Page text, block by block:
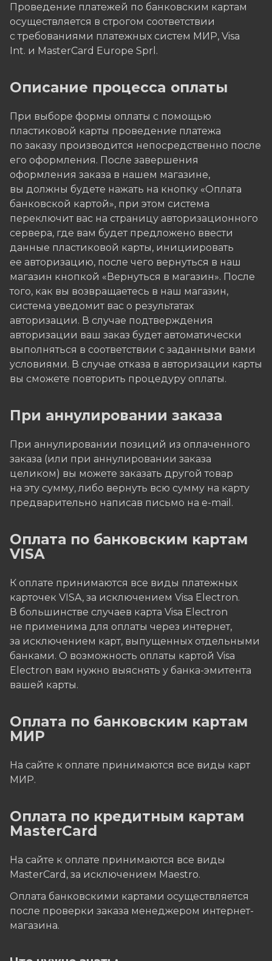
Проведение платежей по банковским картам
осуществляется в строгом соответствии
с требованиями платежных систем МИР, Visa
Int. и MasterCard Europe Sprl.
Описание процессa оплаты
При выборе формы оплаты с помощью
пластиковой карты проведение платежа
по заказу производится непосредственно после
его оформления. После завершения
оформления заказа в нашем магазине,
вы должны будете нажать на кнопку «Оплата
банковской картой», при этом система
переключит вас на страницу авторизационного
сервера, где вам будет предложено ввести
данные пластиковой карты, инициировать
ее авторизацию, после чего вернуться в наш
магазин кнопкой «Вернуться в магазин». После
того, как вы возвращаетесь в наш магазин,
система уведомит вас о результатах
авторизации. В случае подтверждения
авторизации ваш заказ будет автоматически
выполняться в соответствии с заданными вами
условиями. В случае отказа в авторизации карты
вы сможете повторить процедуру оплаты.
При аннулировании заказа
При аннулировании позиций из оплаченного
заказа (или при аннулировании заказа
целиком) вы можете заказать другой товар
на эту сумму, либо вернуть всю сумму на карту
предварительно написав письмо на e-mail.
Оплата по банковским картам
VISA
К оплате принимаются все виды платежных
карточек VISA, за исключением Visa Electron.
В большинстве случаев карта Visa Electron
не применима для оплаты через интернет,
за исключением карт, выпущенных отдельными
банками. О возможность оплаты картой Visa
Electron вам нужно выяснять у банка-эмитента
вашей карты.
Оплата по банковским картам
МИР
На сайте к оплате принимаются все виды карт
МИР.
Оплата по кредитным картам
MasterCard
На сайте к оплате принимаются все виды
MasterCard, за исключением Maestro.
Оплата банковскими картами осуществляется
после проверки заказа менеджером интернет-
магазина.